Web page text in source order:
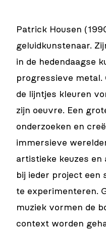
Patrick Housen
geluidkunstenaar.
in de hedendaagse
progressieve
de lijntjes kleuren
zijn oeuvre. Een
onderzoeken en
immersieve
artistieke keuzes en
bij ieder project een
te experimenteren.
muziek vormen de
context worden